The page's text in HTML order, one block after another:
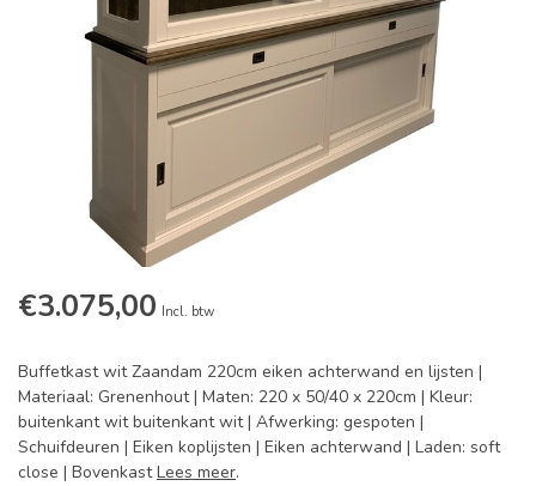
€3.075,00 Incl. btw
Buffetkast wit Zaandam 220cm eiken achterwand en lijsten |
Materiaal: Grenenhout | Maten: 220 x 50/40 x 220cm | Kleur:
buitenkant wit buitenkant wit | Afwerking: gespoten |
Schuifdeuren | Eiken koplijsten | Eiken achterwand | Laden: soft
close | BovenkastLees meer.